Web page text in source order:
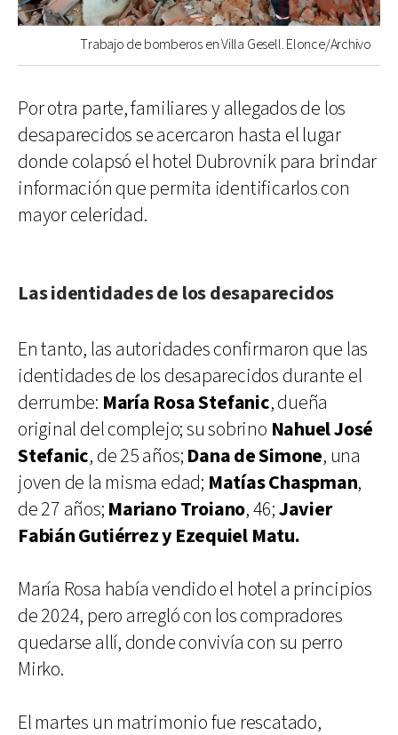
Trabajo de bomberos en Villa Gesell. Elonce/Archivo
Por otra parte, familiares y allegados de los
desaparecidos se acercaron hasta el lugar
donde colapsó el hotel Dubrovnik para brindar
información que permita identificarlos con
mayor celeridad.
Las identidades de los desaparecidos
En tanto, las autoridades confirmaron que las
identidades de los desaparecidos durante el
derrumbe: María Rosa Stefanic, dueña
original del complejo; su sobrino Nahuel José
Stefanic, de 25 años; Dana de Simone, una
joven de la misma edad; Matías Chaspman,
de 27 años; Mariano Troiano, 46;Javier
Fabián Gutiérrez y Ezequiel Matu.
María Rosa había vendido el hotel a principios
de 2024, pero arregló con los compradores
quedarse allí, donde convivía con su perro
Mirko.
El martes un matrimonio fue rescatado,